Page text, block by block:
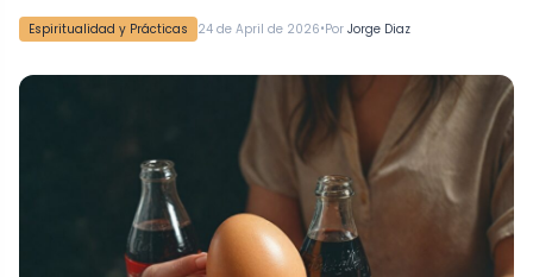
Espiritualidad y Prácticas 24 de April de 2026•Por Jorge Diaz